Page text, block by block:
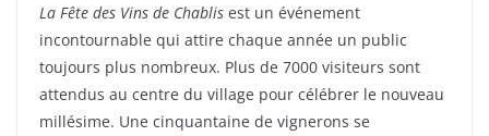
La Fête des Vins de Chablis est un événement
incontournable qui attire chaque année un public
toujours plus nombreux. Plus de 7000 visiteurs sont
attendus au centre du village pour célébrer le nouveau
millésime. Une cinquantaine de vignerons se